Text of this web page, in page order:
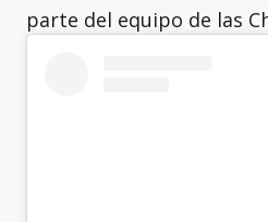
parte del equipo de las